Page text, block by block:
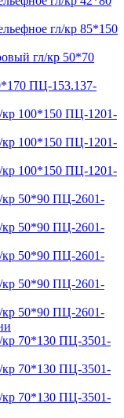
гл/кр 85*150
гл/кр 50*70
ПЦ-153.137-
кр 100*150 ПЦ-1201-
кр 100*150 ПЦ-1201-
кр 100*150 ПЦ-1201-
кр 50*90 ПЦ-2601-
кр 50*90 ПЦ-2601-
кр 50*90 ПЦ-2601-
кр 50*90 ПЦ-2601-
кр 50*90 ПЦ-2601-
кр 70*130 ПЦ-3501-
кр 70*130 ПЦ-3501-
кр 70*130 ПЦ-3501-